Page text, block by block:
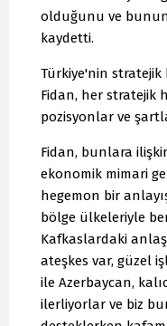
olduğunu ve bunun
kaydetti.
Türkiye'nin stratejik
Fidan, her stratejik
pozisyonlar ve
Fidan, bunlara
ekonomik mimari
hegemon bir
bölge ülkeleriyle
Kafkaslardaki
ateşkes var, güzel
ile Azerbaycan,
ilerliyorlar ve biz